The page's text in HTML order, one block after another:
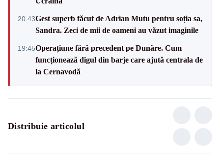
20:43Gest superb făcut de Adrian Mutu pentru soția sa,
Sandra. Zeci de mii de oameni au văzut imaginile
19:45Operațiune fără precedent pe Dunăre. Cum
funcționează digul din barje care ajută centrala de
la Cernavodă
Distribuie articolul